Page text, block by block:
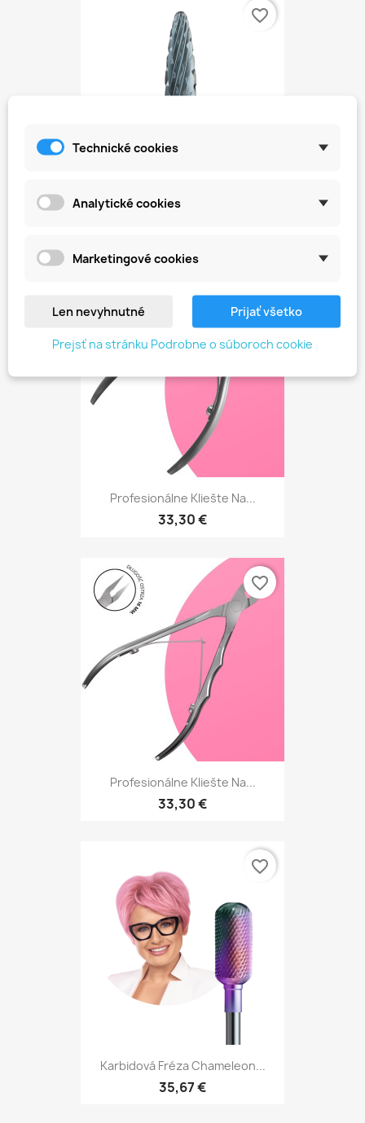
favorite_border
Profesionálne Kliešte Na...
33,30 €
favorite_border
Profesionálne Kliešte Na...
33,30 €
favorite_border
Karbidová Fréza Chameleon...
35,67 €
favorite_border
Technické cookies
Analytické cookies
Marketingové cookies
Len nevyhnutné Prijať všetko
Prejsť na stránku Podrobne o súboroch cookie